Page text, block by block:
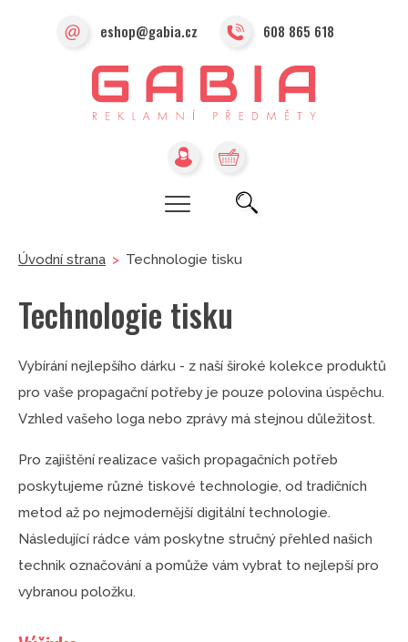
eshop@gabia.cz 608 865 618
Úvodní strana > Technologie tisku
Technologie tisku
Vybírání nejlepšího dárku - z naší široké kolekce produktů
pro vaše propagační potřeby je pouze polovina úspěchu.
Vzhled vašeho loga nebo zprávy má stejnou důležitost.
Pro zajištění realizace vašich propagačních potřeb
poskytujeme různé tiskové technologie, od tradičních
metod až po nejmodernější digitální technologie.
Následující rádce vám poskytne stručný přehled našich
technik označování a pomůže vám vybrat to nejlepší pro
vybranou položku.